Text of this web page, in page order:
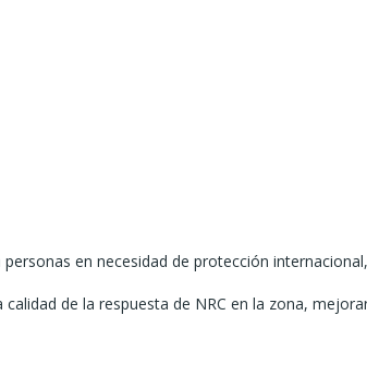
en necesidad de protección
de la respuesta de NRC en la zona,